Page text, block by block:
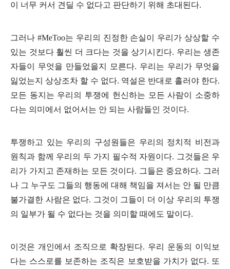
이 너무 커서 견딜 수 없다고 판단하기 위해 초대된다.
그러나 #MeToo는 우리의 진정한 손실이 우리가 상상할 수
있는 것보다 훨씬 더 크다는 것을 상기시킨다. 우리는 생존
자들이 무엇을 만들었을지 모른다. 우리는 우리가 무엇을
잃었는지 상상조차 할 수 없다. 역설은 반대로 흘러야 한다.
모든 동지는 우리의 투쟁에 헌신하는 모든 사람이 소중하
다는 의미에서 없어서는 안 되는 사람들인 것이다.
투쟁하고 있는 우리의 구성원들은 우리의 정치적 비전과
원칙과 함께 우리의 두 가지 필수적 자원이다. 그것들은 우
리가 가지고 존재하는 모든 것이다. 그들은 중요하다. 그러
나 그 누구도 그들의 행동에 대해 책임을 져서는 안 될 만큼
불가결한 사람은 없다. 그것이 그들이 더 이상 우리의 투쟁
의 일부가 될 수 없다는 것을 의미할 때에도 말이다.
이것은 개인에서 조직으로 확장된다. 우리 운동의 이익보
다는 스스로를 보존하는 조직은 보호받을 가치가 없다. 또